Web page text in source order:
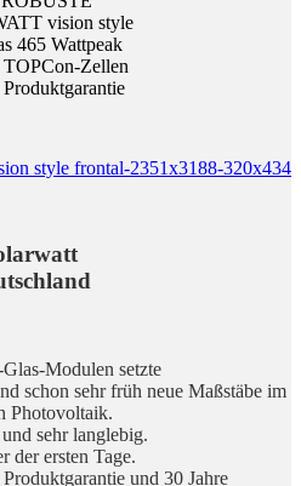
vision style
465 Wattpeak
Zellen
Produktgarantie
Modulen setzte
schon sehr früh neue Maßstäbe im
Photovoltaik.
sehr langlebig.
der ersten Tage.
und 30 Jahre